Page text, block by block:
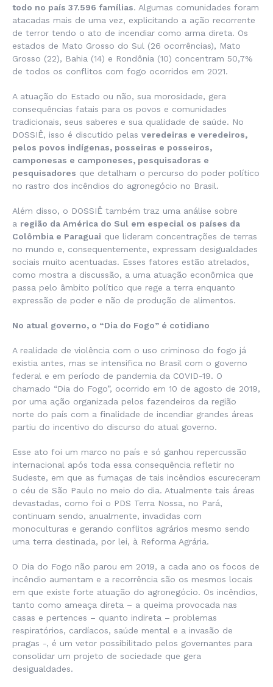
todo no país 37.596 famílias. Algumas comunidades foram
atacadas mais de uma vez, explicitando a ação recorrente
de terror tendo o ato de incendiar como arma direta. Os
estados de Mato Grosso do Sul (26 ocorrências), Mato
Grosso (22), Bahia (14) e Rondônia (10) concentram 50,7%
de todos os conflitos com fogo ocorridos em 2021.
A atuação do Estado ou não, sua morosidade, gera
consequências fatais para os povos e comunidades
tradicionais, seus saberes e sua qualidade de saúde. No
DOSSIÊ, isso é discutido pelas veredeiras e veredeiros,
pelos povos indígenas, posseiras e posseiros,
camponesas e camponeses, pesquisadoras e
pesquisadores que detalham o percurso do poder político
no rastro dos incêndios do agronegócio no Brasil.
Além disso, o DOSSIÊ também traz uma análise sobre
a região da América do Sul em especial os países da
Colômbia e Paraguai que lideram concentrações de terras
no mundo e, consequentemente, expressam desigualdades
sociais muito acentuadas. Esses fatores estão atrelados,
como mostra a discussão, a uma atuação econômica que
passa pelo âmbito político que rege a terra enquanto
expressão de poder e não de produção de alimentos.
No atual governo, o “Dia do Fogo” é cotidiano
A realidade de violência com o uso criminoso do fogo já
existia antes, mas se intensifica no Brasil com o governo
federal e em período de pandemia da COVID-19. O
chamado “Dia do Fogo”, ocorrido em 10 de agosto de 2019,
por uma ação organizada pelos fazendeiros da região
norte do país com a finalidade de incendiar grandes áreas
partiu do incentivo do discurso do atual governo.
Esse ato foi um marco no país e só ganhou repercussão
internacional após toda essa consequência refletir no
Sudeste, em que as fumaças de tais incêndios escureceram
o céu de São Paulo no meio do dia. Atualmente tais áreas
devastadas, como foi o PDS Terra Nossa, no Pará,
continuam sendo, anualmente, invadidas com
monoculturas e gerando conflitos agrários mesmo sendo
uma terra destinada, por lei, à Reforma Agrária.
O Dia do Fogo não parou em 2019, a cada ano os focos de
incêndio aumentam e a recorrência são os mesmos locais
em que existe forte atuação do agronegócio. Os incêndios,
tanto como ameaça direta – a queima provocada nas
casas e pertences – quanto indireta – problemas
respiratórios, cardíacos, saúde mental e a invasão de
pragas -, é um vetor possibilitado pelos governantes para
consolidar um projeto de sociedade que gera
desigualdades.